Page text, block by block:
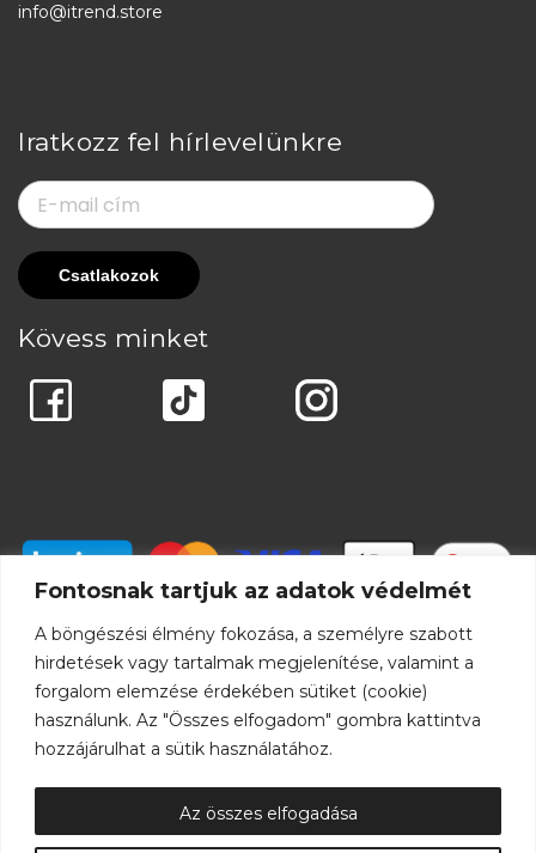
Fontosnak tartjuk az adatok védelmét
A böngészési élmény fokozása, a személyre szabott
hirdetések vagy tartalmak megjelenítése, valamint a
forgalom elemzése érdekében sütiket (cookie)
használunk. Az "Összes elfogadom" gombra kattintva
hozzájárulhat a sütik használatához.
Az összes elfogadása
info@itrend.store
Iratkozz fel hírlevelünkre
Kövess minket